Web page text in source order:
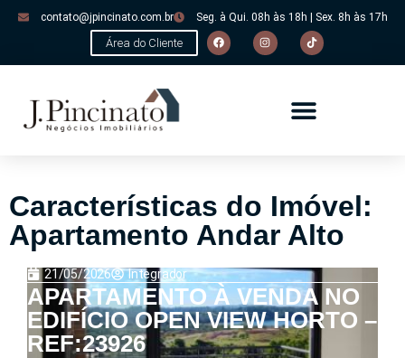
contato@jpincinato.com.br Seg. à Qui. 08h às 18h | Sex. 8h às 17h
Área do Cliente
Características do Imóvel:
Apartamento Andar Alto
21/05/2026 Integrador
APARTAMENTO À VENDA NO
EDIFÍCIO OPEN VIEW HORTO –
REF:23926